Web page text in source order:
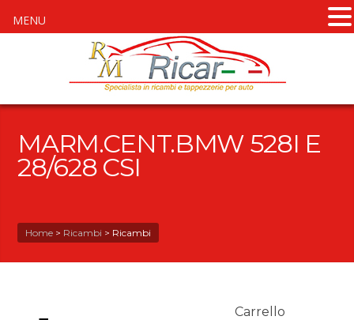
MARM.CENT.BMW 528I E
28/628 CSI
Home > Ricambi > Ricambi
Carrello
MENU